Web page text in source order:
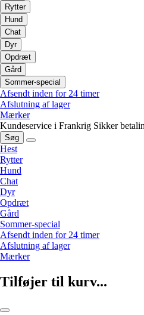
Rytter
Hund
Chat
Dyr
Opdræt
Gård
Sommer-special
Afsendt inden for 24 timer
Afslutning af lager
Mærker
Kundeservice i Frankrig Sikker
Søg
Hest
Rytter
Hund
Chat
Dyr
Opdræt
Gård
Sommer-special
Afsendt inden for 24 timer
Afslutning af lager
Mærker
Tilføjer til kurv...